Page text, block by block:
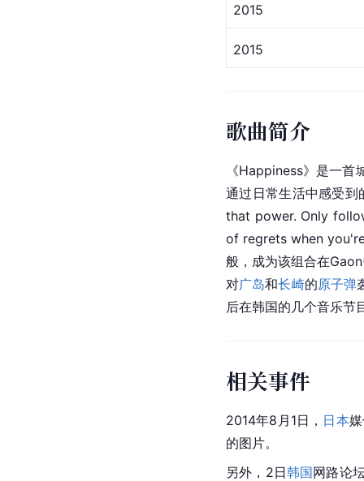
2015
2015
歌曲简介
《Happiness》是一
通过日常生活中感受
that power. Only
of regrets when
般，成为该组合在
对广岛和长崎的原子弹
后在韩国的几个音乐节
相关事件
2014年8月1日， 日本
的图片。
另外，2日韩国网路论